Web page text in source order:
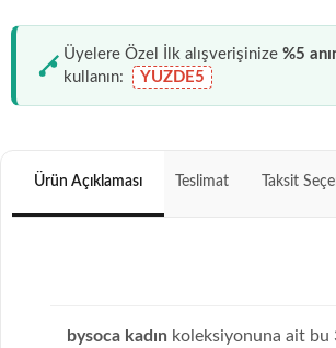
Üyelere Özel İlk alışverişinize %5
kullanın:
YUZDE5
Ürün Açıklaması Teslimat Taksit
bysoca kadın koleksiyonuna ait bu